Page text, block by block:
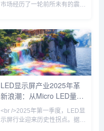
市场经历了一轮前所未有的震
亏一块”的恶性竞争。然而，就
在外界以为LED显示屏将沦为传
统制造业的“夕阳产业”时，一批
头部企业却通过Micro LED、
COB封装、虚拟拍摄等新技
术，硬生生撕开了一道增长口
子。据TrendForce集邦咨询最
新数据，2024年全球LED显示
元，其中
LED显示屏产业2025年革
新浪潮：从Micro LED量产
到AI驱动内容生态的全面跃
迁
<br />2025年第一季度，LED显
示屏行业迎来历史性拐点。据最